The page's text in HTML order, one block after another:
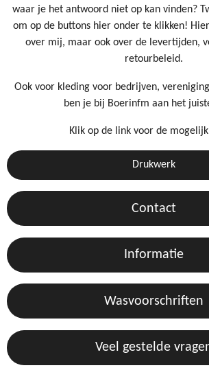
waar je het antwoord niet op kan vinden?
om op de buttons hier onder te klikken!
over mij, maar ook over de levertijden,
retourbeleid.
Ook voor kleding voor bedrijven,
ben je bij Boerinfm aan het
Klik op de link voor de
Drukwerk
Contact
Informatie
Wasvoorschriften
Veel gestelde